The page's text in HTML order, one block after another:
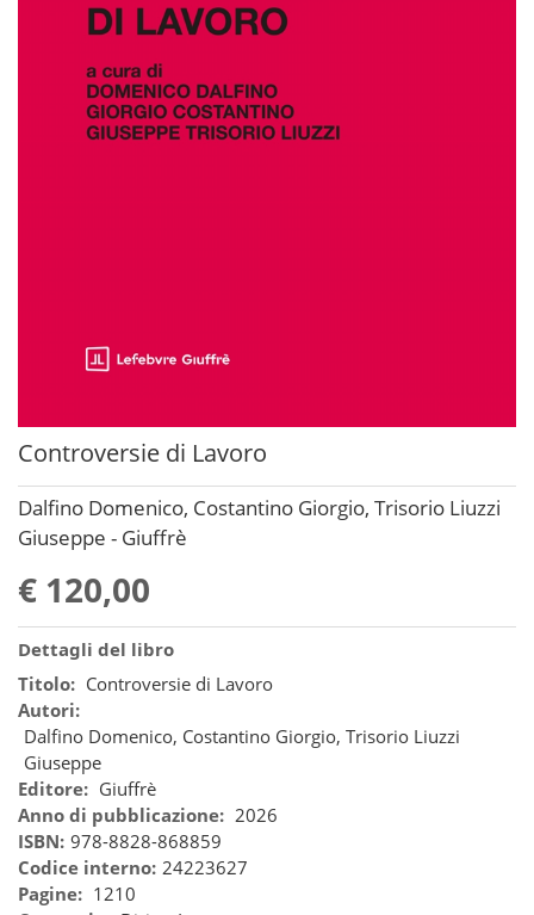
Controversie di Lavoro
Dalfino Domenico, Costantino Giorgio, Trisorio Liuzzi
Giuseppe - Giuffrè
€ 120,00
Dettagli del libro
Titolo: Controversie di Lavoro
Autori:
Dalfino Domenico, Costantino Giorgio, Trisorio Liuzzi
Giuseppe
Editore: Giuffrè
Anno di pubblicazione: 2026
ISBN: 978-8828-868859
Codice interno: 24223627
Pagine: 1210